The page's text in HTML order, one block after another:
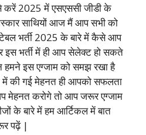
d
l
e
g
r
a
m
p
y
L
n
k
a
r
e
करें 2025 में एसएससी जीडी के
साथियों आज मैं आप सभी को
भर्ती 2025 के बारे में कैसे आप
भर्ती में ही आप सेलेक्ट हो सकते
हमने इस एग्जाम को समझ रखा है
में की गई मेहनत ही आपको सफलता
मेहनत करोगे तो आप जरूर एग्जाम
के बारे में हम आर्टिकल में बात
पढ़ें |